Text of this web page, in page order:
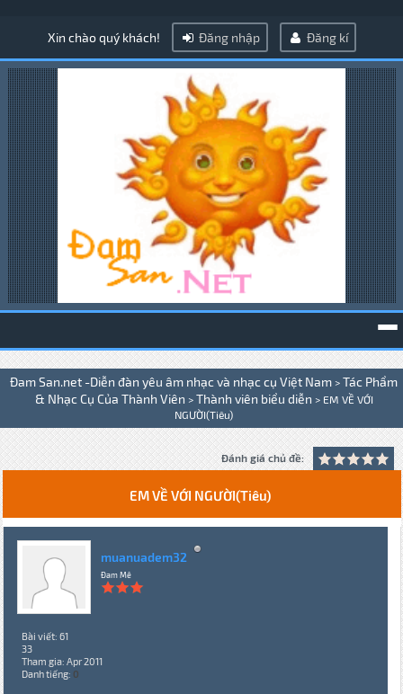
Xin chào quý khách! Đăng nhập Đăng kí
Đam San.net -Diễn đàn yêu âm nhạc và nhạc cụ Việt Nam > Tác Phẩm
& Nhạc Cụ Của Thành Viên > Thành viên biểu diễn > EM VỀ VỚI
NGƯỜI(Tiêu)
Đánh giá chủ đề:
EM VỀ VỚI NGƯỜI(Tiêu)
muanuadem32
Đam Mê
Bài viết: 61
33
Tham gia: Apr 2011
Danh tiếng: 0